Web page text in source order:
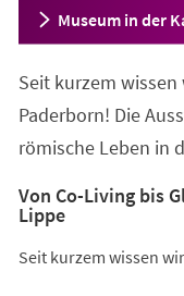
Museum in der
Seit kurzem wissen
Paderborn! Die
römische Leben in
Von Co-Living bis
Lippe
Seit kurzem wissen